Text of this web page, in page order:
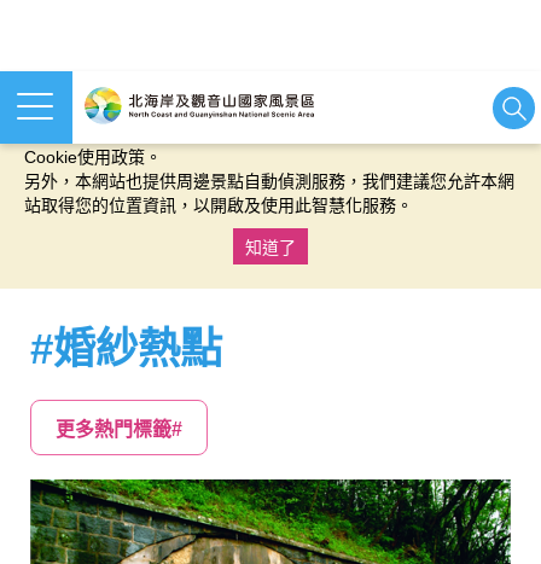
本網站使用cookies等相關技術以持續優化網站服務，並有助於為
Cookie使用政策。
另外，本網站也提供周邊景點自動偵測服務，我們建議您允許本網
站取得您的位置資訊，以開啟及使用此智慧化服務。
知道了
#婚紗熱點
更多熱門標籤#